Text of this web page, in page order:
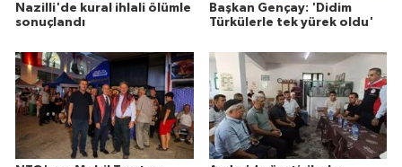
Nazilli'de kural ihlali ölümle
sonuçlandı
Başkan Gençay: 'Didim
Türkülerle tek yürek oldu'